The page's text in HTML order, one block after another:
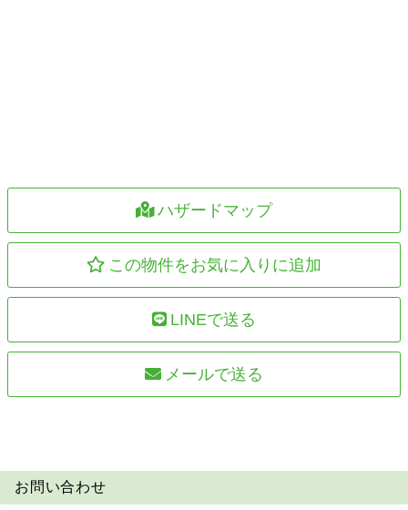
ハザードマップ
この物件をお気に入りに追加
LINEで送る
メールで送る
お問い合わせ